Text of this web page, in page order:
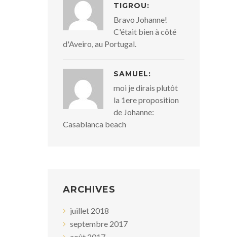
TIGROU:
Bravo Johanne!
C'était bien à côté
d'Aveiro, au Portugal.
SAMUEL:
moi je dirais plutôt
la 1ere proposition
de Johanne:
Casablanca beach
ARCHIVES
juillet 2018
septembre 2017